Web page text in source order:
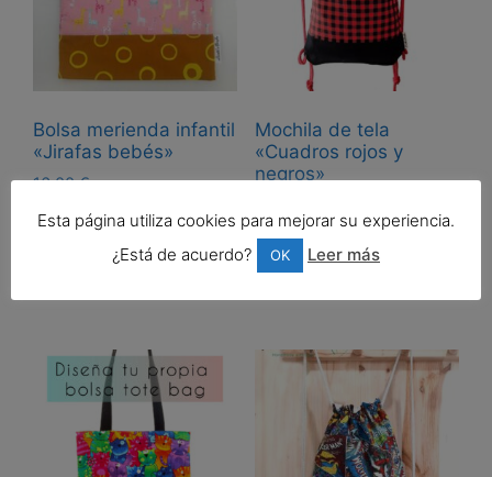
Bolsa merienda infantil
«Jirafas bebés»
16,00€
Añadir al carrito
Mochila de tela
«Cuadros rojos y
negros»
Añadir al carrito
Esta página utiliza cookies para mejorar su experiencia.
¿Está de acuerdo?
OK Leer más